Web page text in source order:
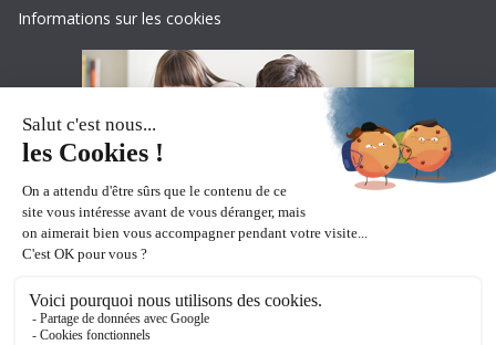
Informations sur les cookies